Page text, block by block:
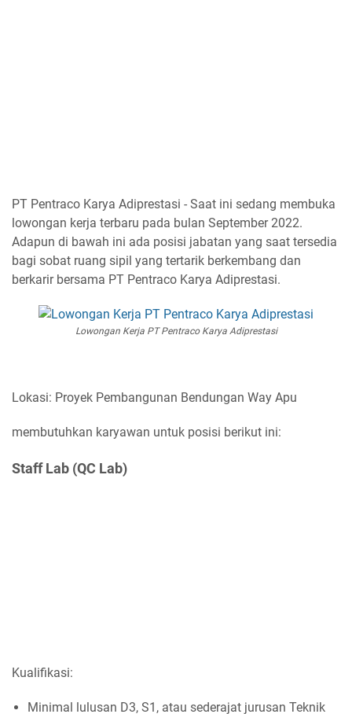
PT Pentraco Karya Adiprestasi - Saat ini sedang membuka
lowongan kerja terbaru pada bulan September 2022.
Adapun di bawah ini ada posisi jabatan yang saat tersedia
bagi sobat ruang sipil yang tertarik berkembang dan
berkarir bersama PT Pentraco Karya Adiprestasi.
Lowongan Kerja PT Pentraco Karya Adiprestasi
Lokasi: Proyek Pembangunan Bendungan Way Apu
membutuhkan karyawan untuk posisi berikut ini:
Staff Lab (QC Lab)
Kualifikasi:
Minimal lulusan D3, S1, atau sederajat jurusan Teknik